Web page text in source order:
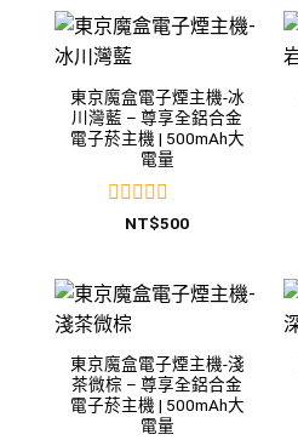
滿
分
5
東京魔盒電子煙主機-冰
川灣藍 – 尊享全鋁合金
電子菸主機 | 500mAh大
電量
評
滿
分
5
NT$500
東京魔盒電子煙主機-淺
茶微棕 – 尊享全鋁合金
電子菸主機 | 500mAh大
電量